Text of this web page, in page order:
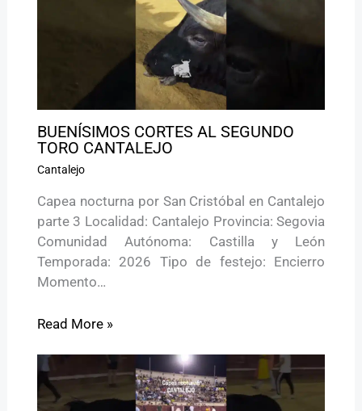
BUENÍSIMOS CORTES AL SEGUNDO
TORO CANTALEJO
Cantalejo
Capea nocturna por San Cristóbal en Cantalejo
parte 3 Localidad: Cantalejo Provincia: Segovia
Comunidad Autónoma: Castilla y León
Temporada: 2026 Tipo de festejo: Encierro
Momento…
Read More »